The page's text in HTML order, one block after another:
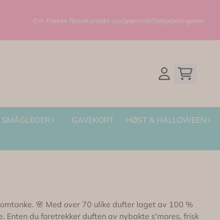
Om Frøken RosaKontakt ossSpørsmål?Salgsbetingelser
SMÅGLEDER GAVEKORT HØST & HALLOWEEN
🌸 Med over 70 ulike dufter laget av 100 %
du foretrekker duften av nybakte s'mores, frisk